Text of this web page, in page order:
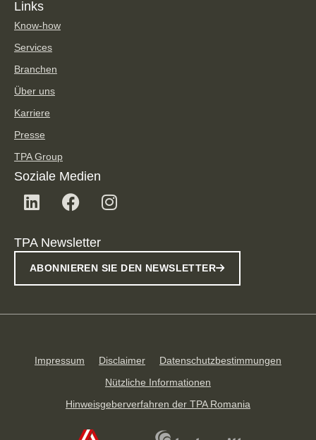
Links
Know-how
Services
Branchen
Über uns
Karriere
Presse
TPA Group
Soziale Medien
TPA Newsletter
ABONNIEREN SIE DEN NEWSLETTER
Impressum Disclaimer
Datenschutzbestimmungen
Nützliche Informationen
Hinweisgeberverfahren der TPA Romania